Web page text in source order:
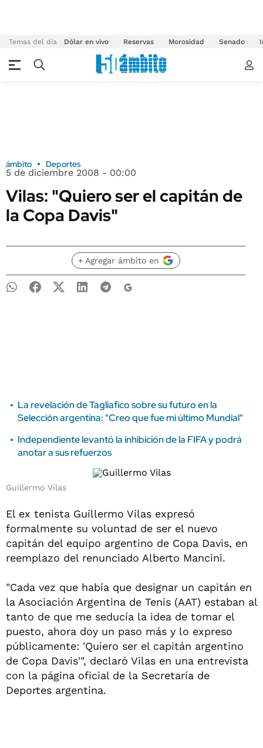
Temas del día Dólar en vivo Reservas Morosidad Senado
ámbito Deportes
5 de diciembre 2008 - 00:00
Vilas: "Quiero ser el capitán de
la Copa Davis"
+ Agregar ámbito en
La revelación de Tagliafico sobre su futuro en la
Selección argentina: "Creo que fue mi último Mundial"
Independiente levantó la inhibición de la FIFA y podrá
anotar a sus refuerzos
Guillermo Vilas
El ex tenista Guillermo Vilas expresó
formalmente su voluntad de ser el nuevo
capitán del equipo argentino de Copa Davis, en
reemplazo del renunciado Alberto Mancini.
"Cada vez que había que designar un capitán en
la Asociación Argentina de Tenis (AAT) estaban al
tanto de que me seducía la idea de tomar el
puesto, ahora doy un paso más y lo expreso
públicamente: 'Quiero ser el capitán argentino
de Copa Davis'", declaró Vilas en una entrevista
con la página oficial de la Secretaría de
Deportes argentina.